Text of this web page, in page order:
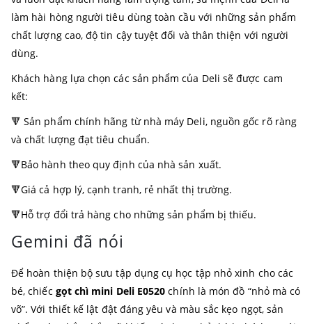
làm hài hòng người tiêu dùng toàn cầu với những sản phẩm
chất lượng cao, độ tin cậy tuyệt đối và thân thiện với người
dùng.
Khách hàng lựa chọn các sản phẩm của Deli sẽ được cam
kết:
🔻 Sản phẩm chính hãng từ nhà máy Deli, nguồn gốc rõ ràng
và chất lượng đạt tiêu chuẩn.
🔻Bảo hành theo quy định của nhà sản xuất.
🔻Giá cả hợp lý, cạnh tranh, rẻ nhất thị trường.
🔻Hỗ trợ đổi trả hàng cho những sản phẩm bị thiếu.
Gemini đã nói
Để hoàn thiện bộ sưu tập dụng cụ học tập nhỏ xinh cho các
bé, chiếc gọt chì mini Deli E0520 chính là món đồ “nhỏ mà có
võ”. Với thiết kế lật đật đáng yêu và màu sắc kẹo ngọt, sản